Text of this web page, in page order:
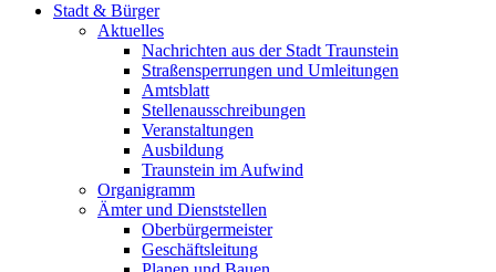
Stadt & Bürger
Aktuelles
Nachrichten aus der Stadt Traunstein
Straßensperrungen und Umleitungen
Amtsblatt
Stellenausschreibungen
Veranstaltungen
Ausbildung
Traunstein im Aufwind
Organigramm
Ämter und Dienststellen
Oberbürgermeister
Geschäftsleitung